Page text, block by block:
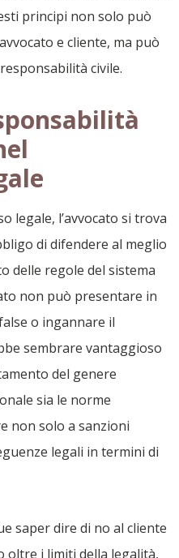
principi non solo può
e cliente, ma può
civile.
legale, l’avvocato si trova
di difendere al meglio
delle regole del sistema
non può presentare in
o ingannare il
sembrare vantaggioso
del genere
sia le norme
non solo a sanzioni
legali in termini di
saper dire di no al cliente
oltre i limiti della legalità,